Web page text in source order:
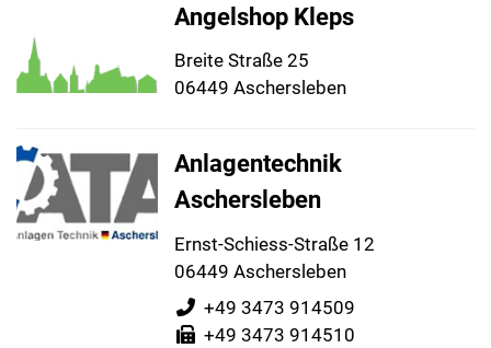
Angelshop Kleps
Breite Straße 25
06449 Aschersleben
Anlagentechnik
Aschersleben
Ernst-Schiess-Straße 12
06449 Aschersleben
+49 3473 914509
+49 3473 914510